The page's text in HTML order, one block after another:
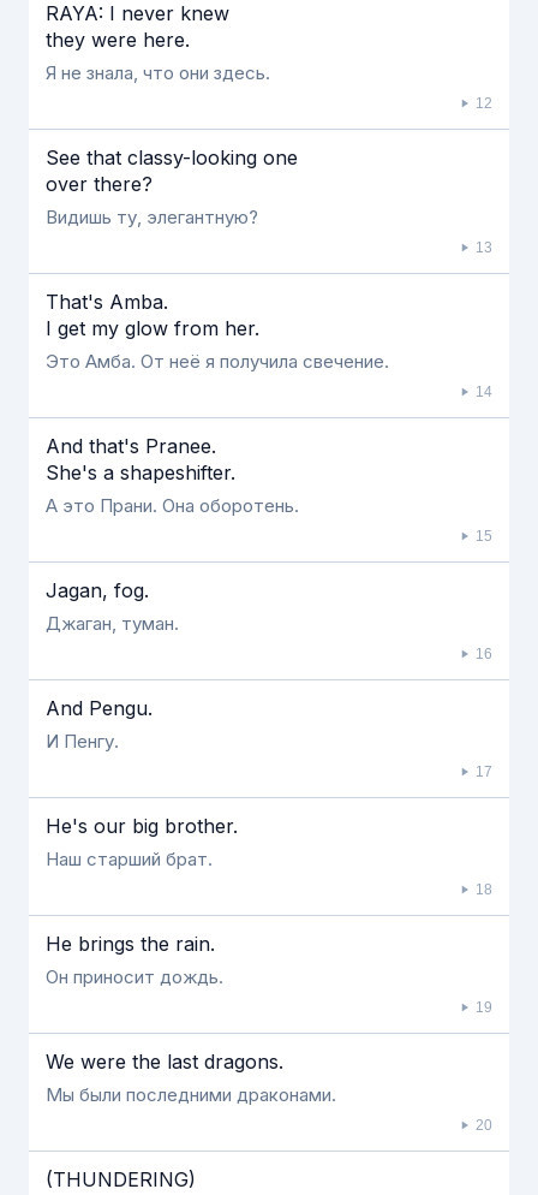
RAYA: I never knew
they were here.
Я не знала, что они здесь.
12
See that classy-looking one
over there?
Видишь ту, элегантную?
13
That's Amba.
I get my glow from her.
Это Амба. От неё я получила свечение.
14
And that's Pranee.
She's a shapeshifter.
А это Прани. Она оборотень.
15
Jagan, fog.
Джаган, туман.
16
And Pengu.
И Пенгу.
17
He's our big brother.
Наш старший брат.
18
He brings the rain.
Он приносит дождь.
19
We were the last dragons.
Мы были последними драконами.
20
(THUNDERING)